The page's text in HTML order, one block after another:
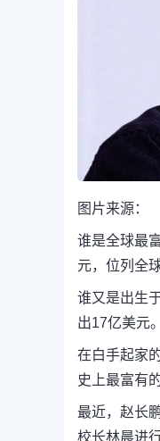
图片来源：
谁是全球最
元，位列全
谁又是出生
出17亿美元。
在白手起家
史上最富有
最近，赵长
校长林晨进